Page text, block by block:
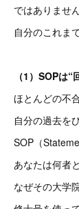
ではありません
自分のこれま
（1）SOPは
ほとんどの不
自分の過去を
SOP（
あなたは何者
なぜその大学